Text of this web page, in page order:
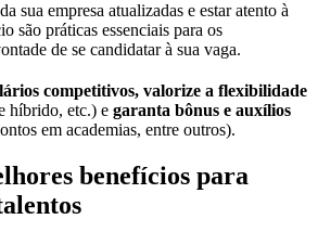
sua empresa atualizadas e estar atento à
são práticas essenciais para os
de se candidatar à sua vaga.
competitivos, valorize a flexibilidade
híbrido, etc.) e garanta bônus e auxílios
em academias, entre outros).
benefícios para